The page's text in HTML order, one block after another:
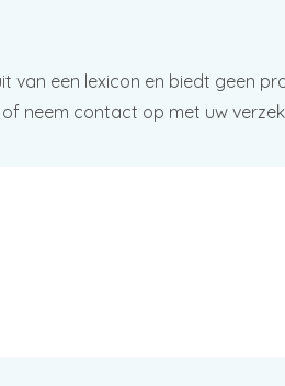
van een lexicon en biedt geen
neem contact op met uw